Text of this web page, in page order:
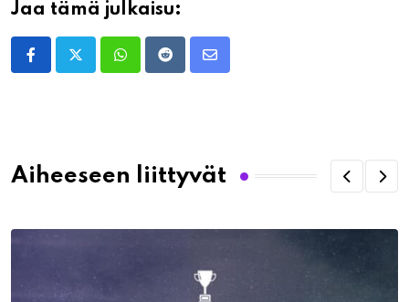
Jaa tämä julkaisu:
WhatsappRedditShare
Aiheeseen liittyvät